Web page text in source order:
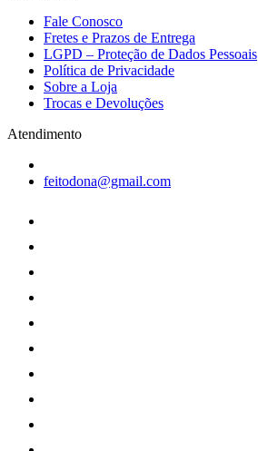
Fale Conosco
Fretes e Prazos de Entrega
LGPD – Proteção de Dados Pessoais
Política de Privacidade
Sobre a Loja
Trocas e Devoluções
Atendimento
feitodona@gmail.com